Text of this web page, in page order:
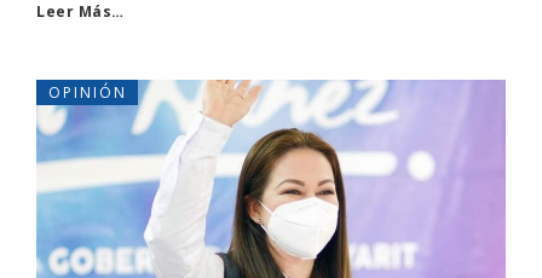
Leer Más…
OPINIÓN